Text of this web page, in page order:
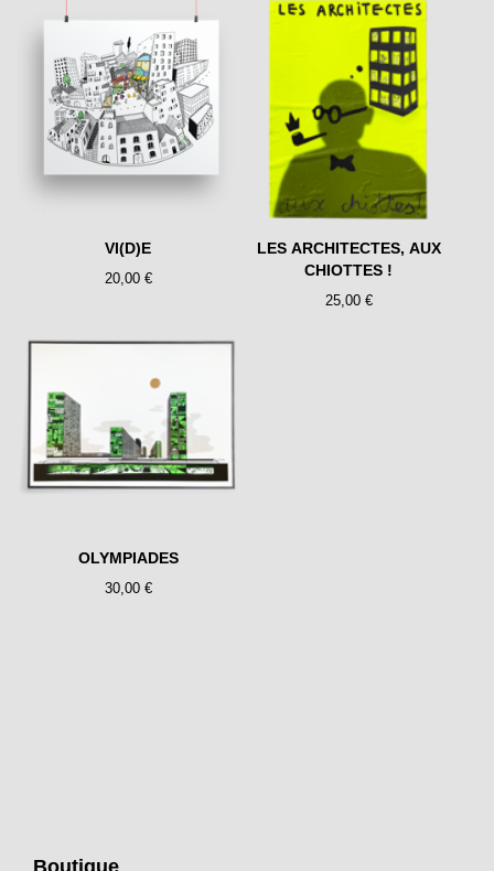
VI(D)E
20,00 €
LES ARCHITECTES, AUX
CHIOTTES !
25,00 €
OLYMPIADES
30,00 €
Boutique